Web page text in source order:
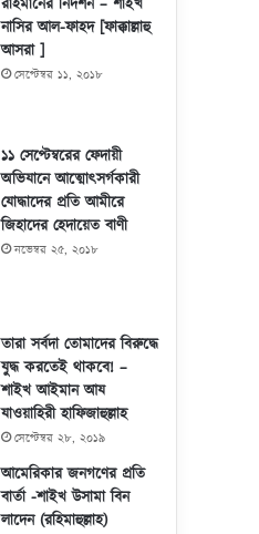
নাসির আল-ফাহদ [ফাক্কাল্লাহু
আসরা ]
সেপ্টেম্বর ১১, ২০১৮
১১ সেপ্টেম্বরের ফেদায়ী
অভিযানে আত্মোৎসর্গকারী
যোদ্ধাদের প্রতি আমীরে
জিহাদের হেদায়েত বাণী
নভেম্বর ২৫, ২০১৮
তারা সর্বদা তোমাদের বিরুদ্ধে
যুদ্ধ করতেই থাকবে! –
শাইখ আইমান আয
যাওয়াহিরী হাফিজাহুল্লাহ
সেপ্টেম্বর ২৮, ২০১৯
আমেরিকার জনগণের প্রতি
বার্তা -শাইখ উসামা বিন
লাদেন (রহিমাহুল্লাহ)